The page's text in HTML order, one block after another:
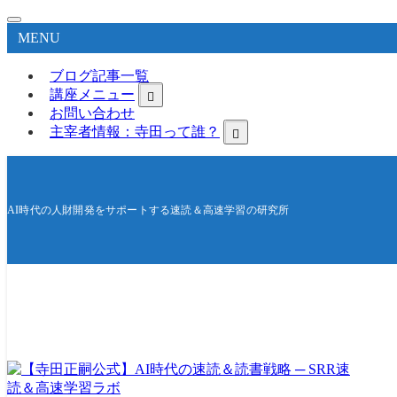
MENU
ブログ記事一覧
講座メニュー
お問い合わせ
主宰者情報：寺田って誰？
AI時代の人財開発をサポートする速読＆高速学習の研究所